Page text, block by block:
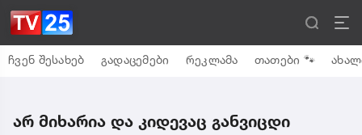
ჩვენ შესახებ გადაცემები რეკლამა თათები 🐾
არ მიხარია და კიდევაც განვიცდი